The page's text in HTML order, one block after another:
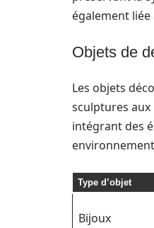
également
Objets de
Les objets
sculptures aux
intégrant des
Type d’objet
Bijoux